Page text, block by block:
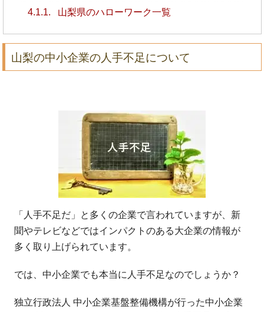
4.1.1. 山梨県のハローワーク一覧
山梨の中小企業の人手不足について
「人手不足だ」と多くの企業で言われていますが、新
聞やテレビなどではインパクトのある大企業の情報が
多く取り上げられています。
では、中小企業でも本当に人手不足なのでしょうか？
独立行政法人 中小企業基盤整備機構が行った中小企業